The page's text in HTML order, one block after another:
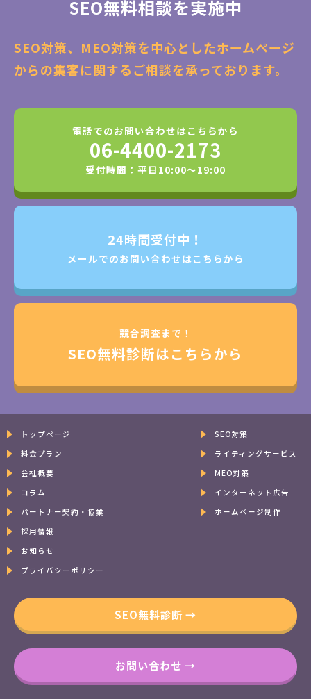
SEO無料相談を実施中
SEO対策、MEO対策を中心としたホームページ
からの集客に関するご相談を承っております。
電話でのお問い合わせはこちらから
06-4400-2173
受付時間：平日10:00～19:00
24時間受付中！
メールでのお問い合わせはこちらから
競合調査まで！
SEO無料診断はこちらから
トップページ
料金プラン
会社概要
コラム
パートナー契約・協業
採用情報
お知らせ
プライバシーポリシー
SEO対策
ライティングサービス
MEO対策
インターネット広告
ホームページ制作
SEO無料診断 →
お問い合わせ →